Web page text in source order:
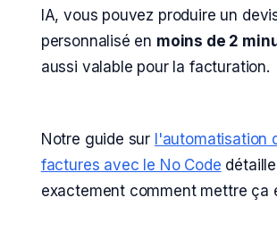
IA, vous pouvez produire un
personnalisé en moins de 2
aussi valable pour la facturation.
Notre guide sur l'automatisation
factures avec le No Code détaille
exactement comment mettre ça